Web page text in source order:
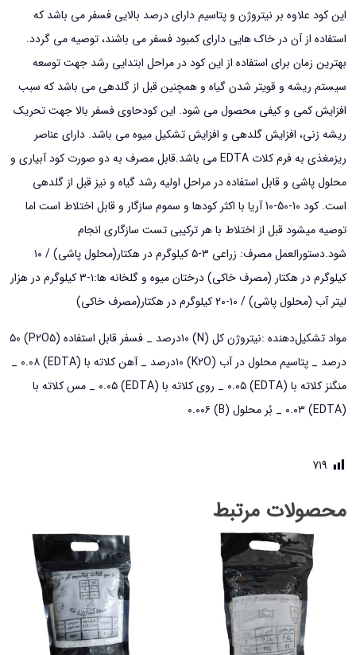
وزن
5
کیلوگرم
عدد
این کود علاوه بر نیتروژن و پتاسیم دارای درصد بالایی فسفر می باشد که
استفاده از آن در خاک هایی دارای کمبود فسفر می باشند، توصیه می گردد.
بهترین زمان برای استفاده از این کود در مراحل ابتدایی رشد جهت توسعه
سیستم ریشه و قویتر شدن گیاه و همچنین قبل از گلدهی می باشد که سبب
افزایش کمی و کیفی محصول می شود. این کودحاوی فسفر بالا جهت تحریک
ریشه زنی، افزایش گلدهی و افزایش تشکیل میوه می باشد. دارای عناصر
ریزمغذی به فرم کلات EDTA می باشد.قابل مصرف به دو صورت کود آبیاری و
محلول پاشی و قابل استفاده در مراحل اولیه رشد گیاه و نیز قبل از گلدهی
است. کود 10-50-10 آریا با اکثر کودها و سموم سازگار و قابل اختلاط است اما
توصیه میشود قبل از اختلاط با هر ترکیبی تست سازگاری انجام
شود.دستورالعمل مصرف: زراعی ۳-۵ کیلوگرم در هکتار(محلول پاشی) / ۱۰
کیلوگرم در هکتار (مصرف خاکی) درختان میوه و گلخانه ها:۱-۳ کیلوگرم در هزار
لیتر آب (محلول پاشی) / ۱۰-۲۰ کیلوگرم در هکتار(مصرف خاکی)
مواد تشکیل‌دهنده :نیتروژن کل (N) ۱۰درصد _ فسفر قابل استفاده (P۲O۵) ۵۰
درصد _ پتاسیم محلول در آب (K۲O) ۱۰درصد _ آهن کلاته با (َEDTA) ۰.۰۸ _
منگنز کلاته با (EDTA) ۰.۰۵ _ روی کلاته با (EDTA) ۰.۰۵ _ مس کلاته با
(EDTA) ۰.۰۳ _ بُر محلول (B) ۰.۰۰۶
719
محصولات مرتبط